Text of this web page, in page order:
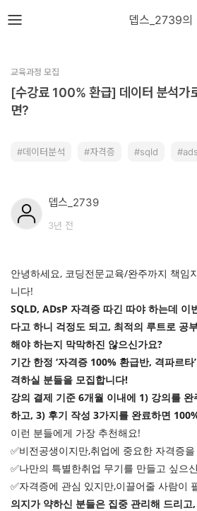
뎁스노트
프
워
크
개
발
도
구
네
크
워
크
뎁스_2739의
교육과정 모집
[수강료 100% 환급] 데이터 분석가
면?
데이터분석 자격증 sqld
뎁스_2739
3년 전
안녕하세요, 코딩전문교육/완주까지 책임
니다!
SQLD, ADsP 자격증 따긴 따야 하는데 이
다고 하니 걱정도 되고, 최적의 루트로 공
해야 하는지 막막하진 않으신가요?
기간 한정 ‘자격증 100% 환급반, 격파르
격하실 분들을 모집합니다!
강의 결제 기준 6개월 이내에 1) 강의를
하고, 3) 후기 작성 3가지를 완료하면
이런 분들에게 가장 추천해요!
✅비전공생이지만,취업에 중요한 자격증
✅나만의 특별한취업 무기를 만들고 싶으
✅자격증에 관심 있지만,이끌어줄 사람이
의지가 약하신 분들은 집중 관리해 드리